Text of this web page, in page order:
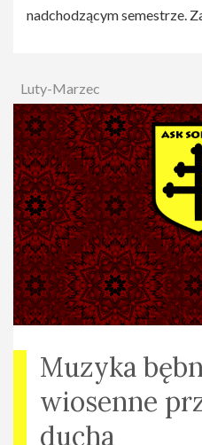
nadchodzącym semestrze.
Luty-Marzec
Muzyka
wiosenne
ducha